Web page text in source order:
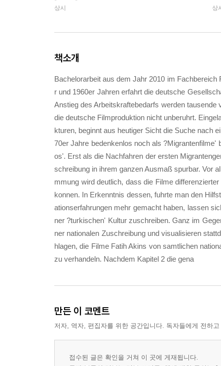
상시 상
책소개
Bachelorarbeit aus dem Jahr 2010 im
r und 1960er Jahren erfahrt die deutsche
Anstieg des Arbeitskraftebedarfs werden
die deutsche Filmproduktion nicht unberuhrt.
kturen, beginnt aus heutiger Sicht die Suche nach
70er Jahre bedenkenlos noch als
os'. Erst als die Nachfahren der ersten
schreibung in ihrem ganzen Ausmaß spurbar. Vor
mmung wird deutlich, dass die Filme
konnen. In Erkenntnis dessen, fuhrte man den
ationserfahrungen mehr gemacht haben, lassen
ner ?turkischen' Kultur zuschreiben. Ganz im
ner nationalen Zuschreibung und visualisieren
hlagen, die Filme Fatih Akins von samtlichen
zu verhandeln. Nachdem Kapitel 2 die gena
만든 이 코멘트
저자, 역자, 편집자를 위한 공간입니다. 독자들에게 전하
접수된 글은 확인을 거쳐 이 곳에 게재됩니다.